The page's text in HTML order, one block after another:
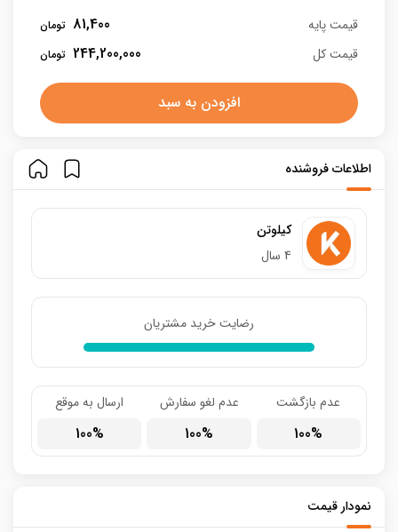
قیمت پایه 81,400
قیمت کل 244,200,000
افزودن به سبد
اطلاعات فروشنده
کیلوتن
4 سال
رضایت خرید مشتریان
عدم بازگشت
100
عدم لغو سفارش
100
ارسال به موقع
100
نمودار قیمت